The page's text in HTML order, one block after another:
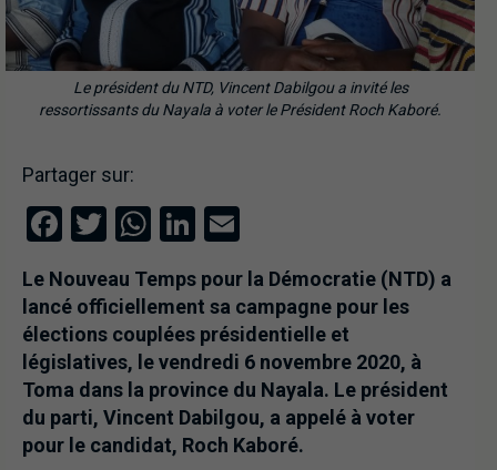
Le président du NTD, Vincent Dabilgou a invité les
ressortissants du Nayala à voter le Président Roch Kaboré.
Partager sur:
Facebook
Twitter
WhatsApp
LinkedIn
Le Nouveau Temps pour la Démocratie (NTD) a
lancé officiellement sa campagne pour les
élections couplées présidentielle et
législatives, le vendredi 6 novembre 2020, à
Toma dans la province du Nayala. Le président
du parti, Vincent Dabilgou, a appelé à voter
pour le candidat, Roch Kaboré.